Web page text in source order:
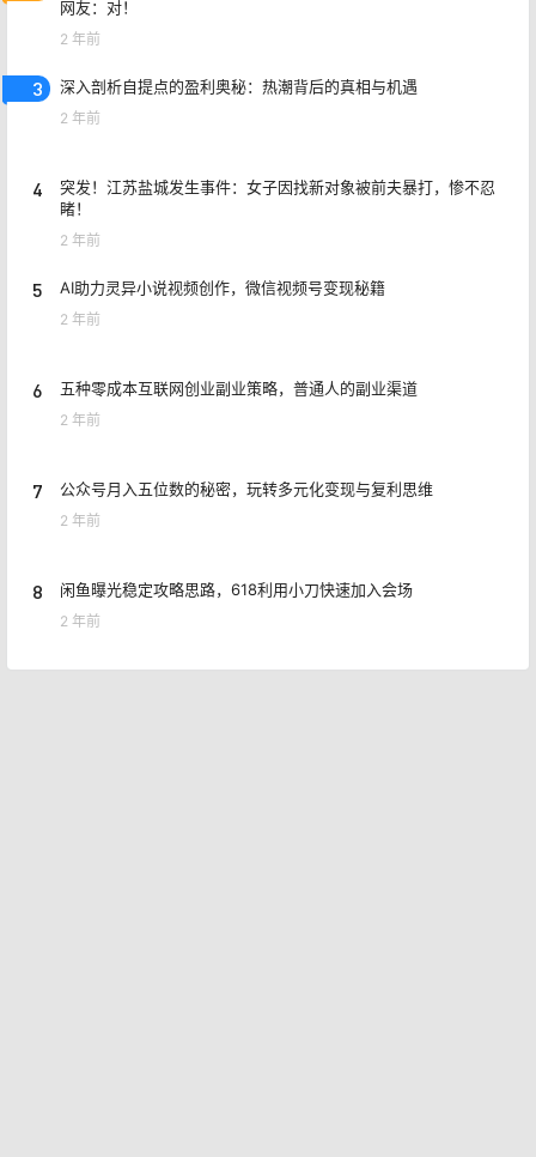
网友：对！
2 年前
3 深入剖析自提点的盈利奥秘：热潮背后的真相与机遇
2 年前
4
突发！江苏盐城发生事件：女子因找新对象被前夫暴打，惨不忍
睹！
2 年前
5 AI助力灵异小说视频创作，微信视频号变现秘籍
2 年前
6 五种零成本互联网创业副业策略，普通人的副业渠道
2 年前
7 公众号月入五位数的秘密，玩转多元化变现与复利思维
2 年前
8 闲鱼曝光稳定攻略思路，618利用小刀快速加入会场
2 年前